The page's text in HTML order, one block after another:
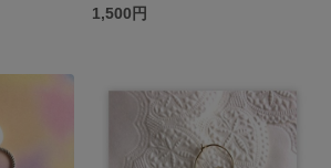
1,500円